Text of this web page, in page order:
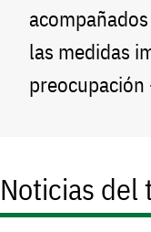
las medidas
preocupación
Noticias del